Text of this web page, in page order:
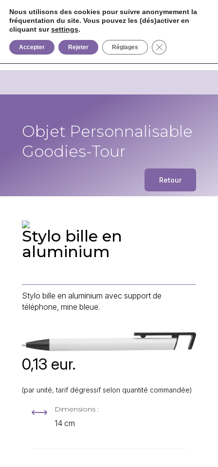
 
Objet Personnalisable
Goodies-Tour
Retour
0,13 eur.
(par unité, tarif dégressif selon quantité commandée)
Stylo bille en
aluminium
Stylo bille en aluminium avec support de
téléphone, mine bleue.
, Dimensions :
14 cm
Nous utilisons des cookies pour suivre anonymement la
fréquentation du site. Vous pouvez les (dés)activer en
cliquant sursettings.
Accepter Rejeter Réglages Fermer la